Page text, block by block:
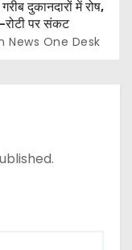
दुकानदारों में रोष,
रोटी पर संकट
News One Desk